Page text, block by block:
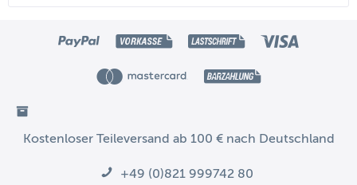
Kostenloser Teileversand ab 100 € nach Deutschland
+49 (0)821 999742 80